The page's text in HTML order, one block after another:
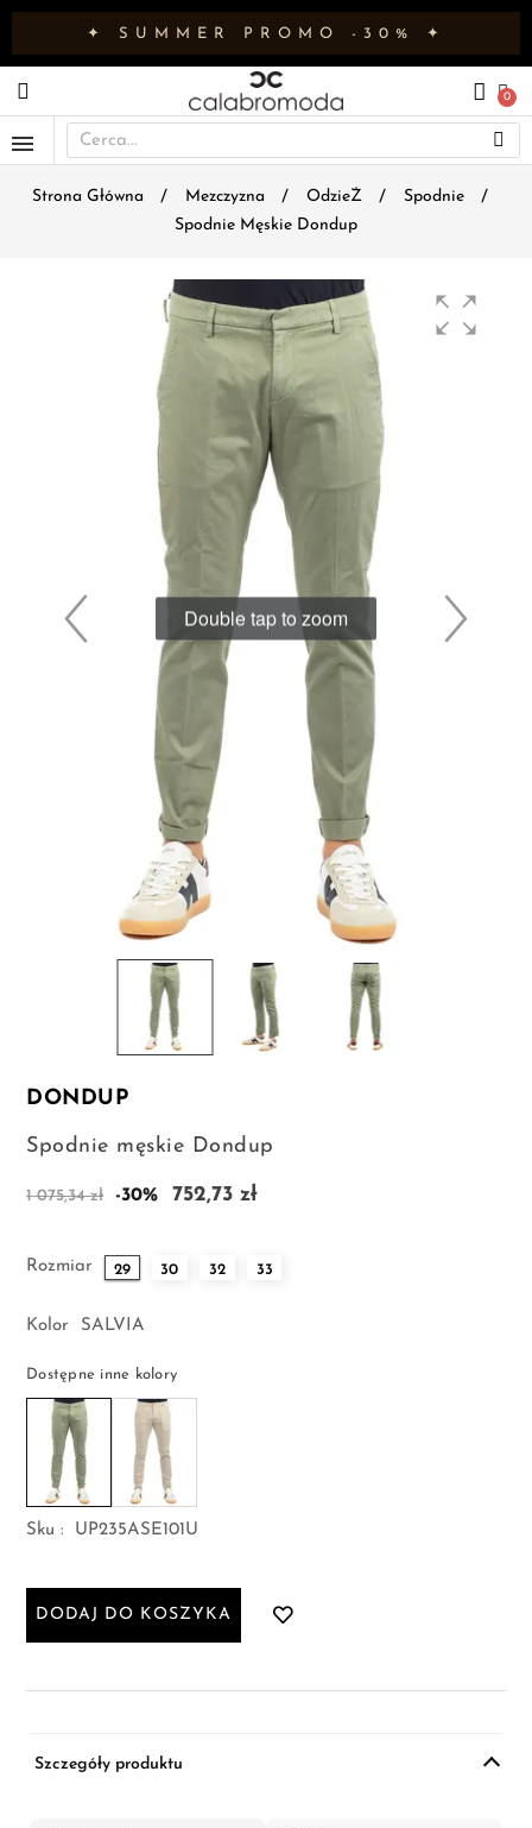
✦ SUMMER PROMO -30% ✦
Strona Główna Mezczyzna OdzieŻ
Spodnie
Spodnie Męskie Dondup
Double tap to zoom
DONDUP
Spodnie męskie Dondup
1 075,34 zł -30% 752,73 zł
Rozmiar 29 30 32 33
Kolor SALVIA
Dostępne inne kolory
Sku : UP235ASE101U
DODAJ DO KOSZYKA
Szczegóły produktu